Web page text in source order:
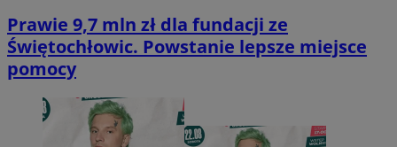
Prawie 9,7 mln zł dla fundacji ze
Świętochłowic. Powstanie lepsze miejsce
pomocy